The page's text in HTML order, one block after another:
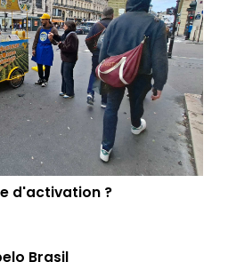
d'activation ?
Brasil